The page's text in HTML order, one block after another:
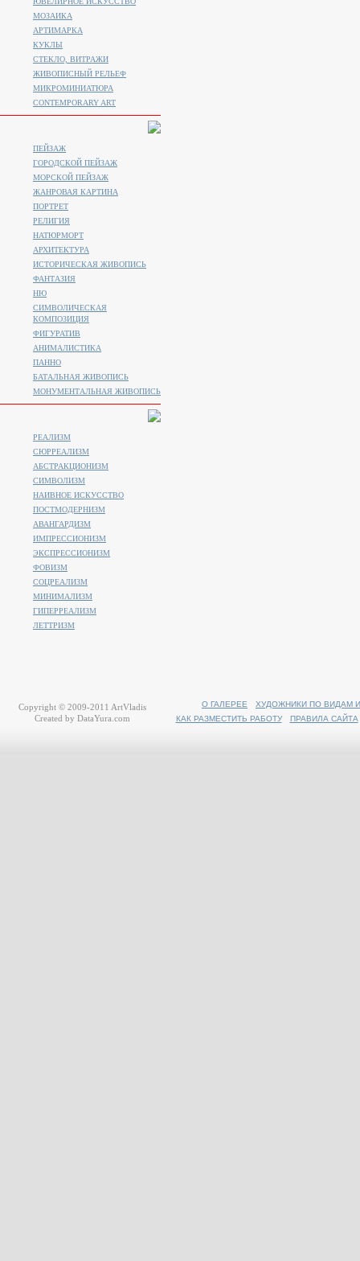
МОЗАИКА
АРТИМАРКА
КУКЛЫ
СТЕКЛО, ВИТРАЖИ
ЖИВОПИСНЫЙ РЕЛЬЕФ
МИКРОМИНИАТЮРА
CONTEMPORARY ART
ПЕЙЗАЖ
ГОРОДСКОЙ ПЕЙЗАЖ
МОРСКОЙ ПЕЙЗАЖ
ЖАНРОВАЯ КАРТИНА
ПОРТРЕТ
РЕЛИГИЯ
НАТЮРМОРТ
АРХИТЕКТУРА
ИСТОРИЧЕСКАЯ ЖИВОПИСЬ
ФАНТАЗИЯ
НЮ
СИМВОЛИЧЕСКАЯ
КОМПОЗИЦИЯ
ФИГУРАТИВ
АНИМАЛИСТИКA
ПАННО
БАТАЛЬНАЯ ЖИВОПИСЬ
МОНУМЕНТАЛЬНАЯ ЖИВОПИСЬ
РЕАЛИЗМ
СЮРРЕАЛИЗМ
АБСТРАКЦИОНИЗМ
СИМВОЛИЗМ
НАИВНОЕ ИСКУССТВО
ПОСТМОДЕРНИЗМ
АВАНГАРДИЗМ
ИМПРЕССИОНИЗМ
ЭКСПРЕССИОНИЗМ
ФОВИЗМ
СОЦРЕАЛИЗМ
МИНИМАЛИЗМ
ГИПЕРРЕАЛИЗМ
ЛЕТТРИЗМ
О ГАЛЕРЕЕ
ХУДОЖНИКИ ПО ВИДАМ
КАК РАЗМЕСТИТЬ РАБОТУ
ПРАВИЛА САЙТА
Copyright © 2009-2011 ArtVladis
Created by DataYura.com